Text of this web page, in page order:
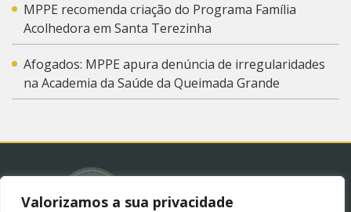
Valorizamos a sua privacidade
MPPE recomenda criação do Programa Família
Acolhedora em Santa Terezinha
Afogados: MPPE apura denúncia de irregularidades
na Academia da Saúde da Queimada Grande